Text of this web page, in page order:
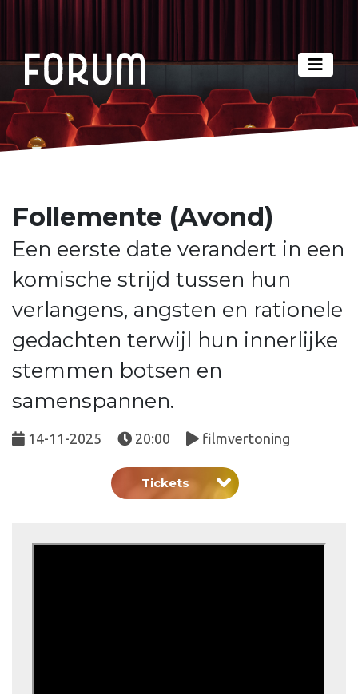
Follemente (Avond)
Een eerste date verandert in een
komische strijd tussen hun
verlangens, angsten en rationele
gedachten terwijl hun innerlijke
stemmen botsen en
samenspannen.
14-11-2025 20:00 filmvertoning
Tickets